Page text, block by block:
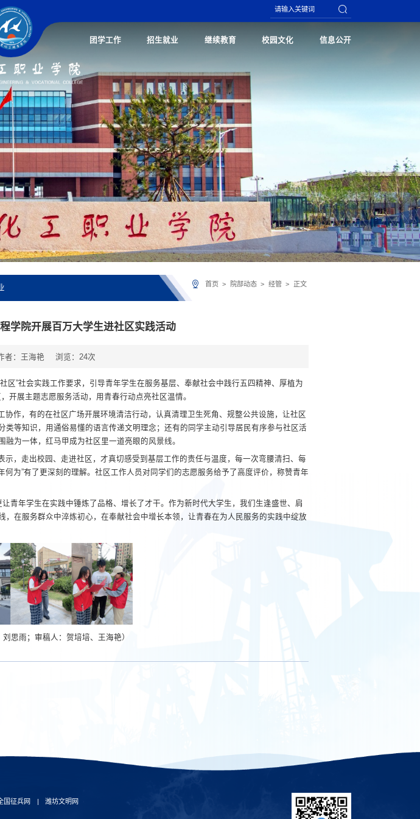
团学工作 招生就业 继续教育 校园文化 信息公开
首页 > 院部动态 > 经管 > 正文
学院开展百万大学生进社区实践活动
者：王海艳 浏览：24次
”社会实践工作要求，引导青年学生在服务基层、奉献社会中践行五四精神、厚植为
开展主题志愿服务活动，用青春行动点亮社区温情。
作，有的在社区广场开展环境清洁行动，认真清理卫生死角、规整公共设施，让社区
等知识，用通俗易懂的语言传递文明理念；还有的同学主动引导居民有序参与社区活
为一体，红马甲成为社区里一道亮眼的风景线。
，走出校园、走进社区，才真切感受到基层工作的责任与温度，每一次弯腰清扫、每
为”有了更深刻的理解。社区工作人员对同学们的志愿服务给予了高度评价，称赞青年
青年学生在实践中锤炼了品格、增长了才干。作为新时代大学生，我们生逢盛世、肩
在服务群众中淬炼初心，在奉献社会中增长本领，让青春在为人民服务的实践中绽放
刘思雨；审稿人：贺培培、王海艳）
国征兵网 潍坊文明网